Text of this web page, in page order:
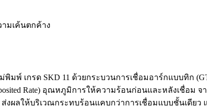
มเค้นตกค้าง
พ์ เกรด SKD 11 ด้วยกระบวนการเชื่อมอาร์กแบบทิก
Rate) อุณหภูมิการให้ความร้อนก่อนและหลังเชื่อม
ลให้บริเวณกระทบร้อนแคบกว่าการเชื่อมแบบชั้นเดียว